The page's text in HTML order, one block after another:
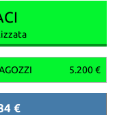
5.200 €
€